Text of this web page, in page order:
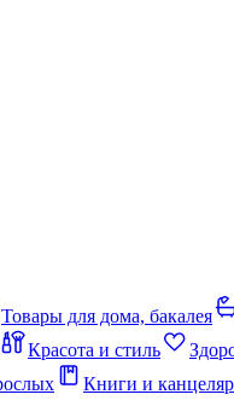
Товары для дома, бакалея
Красота и стиль
Книги и